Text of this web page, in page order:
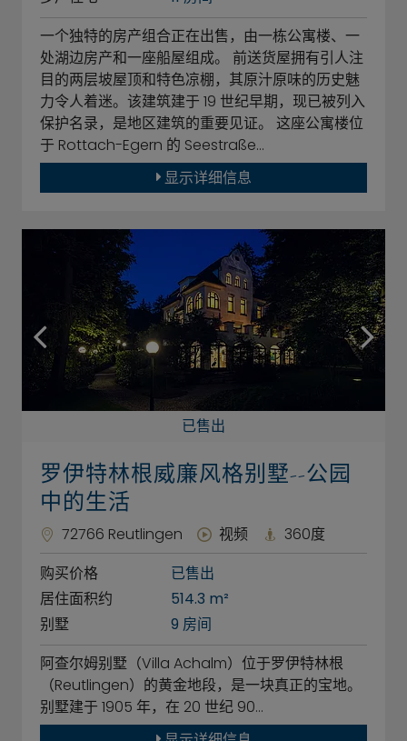
一个独特的房产组合正在出售，由一栋公寓楼、一
处湖边房产和一座船屋组成。 前送货屋拥有引人注
目的两层坡屋顶和特色凉棚，其原汁原味的历史魅
力令人着迷。该建筑建于 19 世纪早期，现已被列入
保护名录，是地区建筑的重要见证。 这座公寓楼位
于 Rottach-Egern 的 Seestraße…
显示详细信息
已售出
罗伊特林根威廉风格别墅--公园
中的生活
72766 Reutlingen 视频
360度
购买价格
已售出
居住面积约
514.3 m²
别墅
9 房间
阿查尔姆别墅（Villa Achalm）位于罗伊特林根
（Reutlingen）的黄金地段，是一块真正的宝地。
别墅建于 1905 年，在 20 世纪 90…